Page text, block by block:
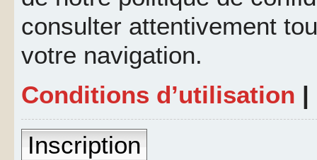
consulter attentivement
votre navigation.
Conditions d’utilisation |
Inscription